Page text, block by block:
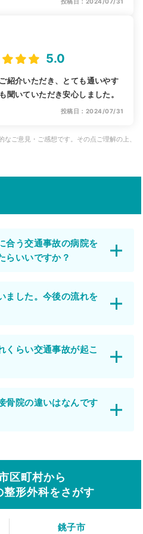
5.0
紹介いただき、とても通いやす
聞いていただき安心しました。
投稿日：2024/07/31
ご意見・ご感想です。その点ご理解の上、
合う交通事故の病院を
らいいですか？
ました。今後の流れを
くらい交通事故が起こ
骨院の違いはなんです
区町村から
整形外科をさがす
銚子市